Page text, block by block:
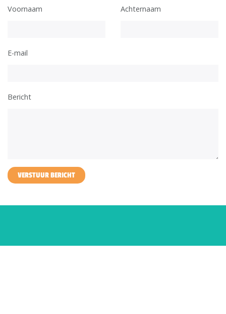
Voornaam Achternaam
E-mail
Bericht
VERSTUUR BERICHT